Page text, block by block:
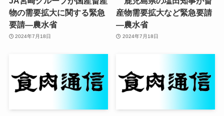
物の需要拡大に関する緊急
要請—農水省
2024年7月18日
産物需要拡大など緊急要請
—農水省
2024年7月18日